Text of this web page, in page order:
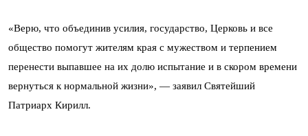
«Верю, что объединив усилия, государство, Церковь и все
общество помогут жителям края с мужеством и терпением
перенести выпавшее на их долю испытание и в скором времени
вернуться к нормальной жизни», — заявил Святейший
Патриарх Кирилл.